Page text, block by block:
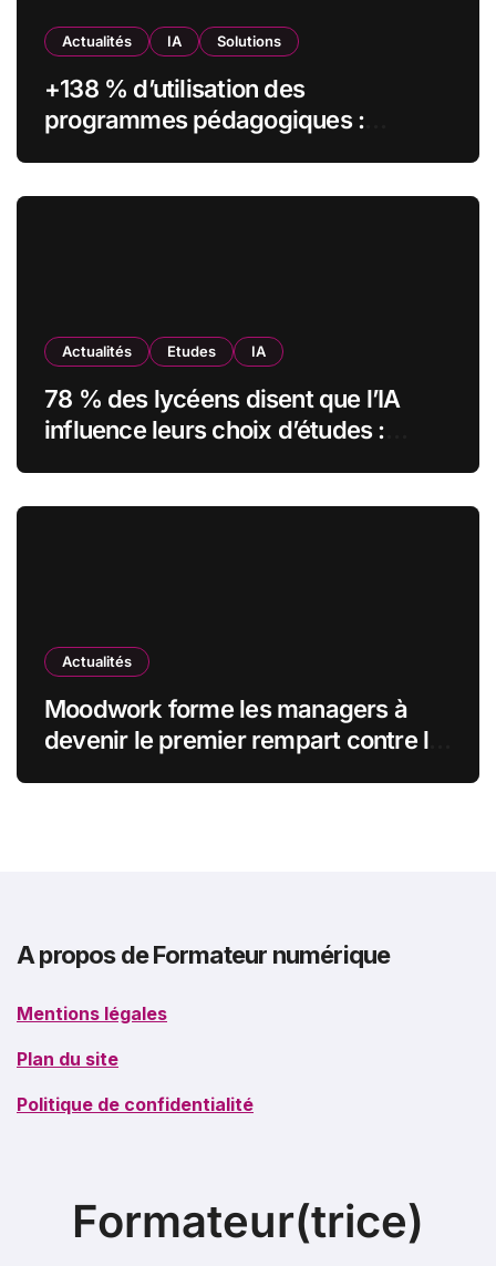
Actualités IA Solutions
+138 % d’utilisation des
programmes pédagogiques :
Actualités Etudes IA
78 % des lycéens disent que l’IA
influence leurs choix d’études :
Actualités
Moodwork forme les managers à
devenir le premier rempart contre le
A propos de Formateur numérique
Mentions légales
Plan du site
Politique de confidentialité
Formateur(trice)